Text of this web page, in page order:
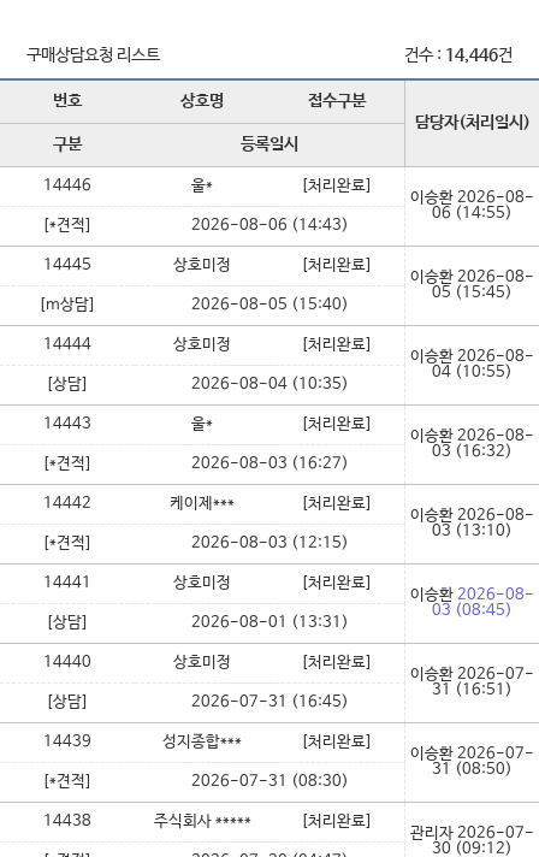
구매상담요청 리스트 건수 : 14,446건
번호 상호명
접수구분
담당자(처리일시)
구분
등록일시
14446 울* [처리완료]
이승환 2026-08-
06 (14:55)
[*견적] 2026-08-06 (14:43)
14445 상호미정 [처리완료]
이승환 2026-08-
05 (15:45)
[m상담] 2026-08-05 (15:40)
14444 상호미정 [처리완료]
이승환 2026-08-
04 (10:55)
[상담] 2026-08-04 (10:35)
14443 울* [처리완료]
이승환 2026-08-
03 (16:32)
[*견적] 2026-08-03 (16:27)
14442 케이제*** [처리완료]
이승환 2026-08-
03 (13:10)
[*견적] 2026-08-03 (12:15)
14441 상호미정 [처리완료]
이승환 2026-08-
03 (08:45)
[상담] 2026-08-01 (13:31)
14440 상호미정 [처리완료]
이승환 2026-07-
31 (16:51)
[상담] 2026-07-31 (16:45)
14439 성지종합*** [처리완료]
이승환 2026-07-
31 (08:50)
[*견적] 2026-07-31 (08:30)
14438 주식회사 ***** [처리완료]
관리자 2026-07-
30 (09:12)